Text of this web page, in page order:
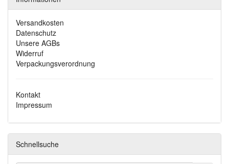
Versandkosten
Datenschutz
Unsere AGBs
Widerruf
Verpackungsverordnung
Kontakt
Impressum
Schnellsuche